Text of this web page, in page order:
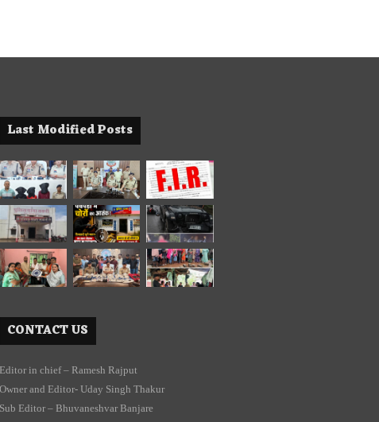
Last Modified Posts
CONTACT US
Editor in chief – Ramesh Rajput
Owner and Editor- Uday Singh Thakur
Sub Editor – Bhuvaneshvar Banjare